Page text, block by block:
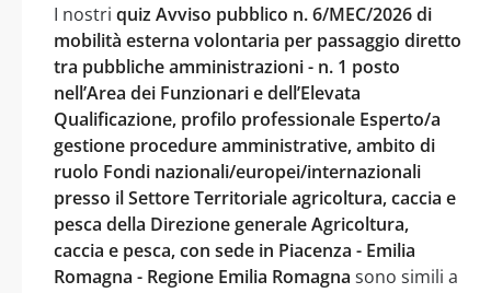
I nostri quiz Avviso pubblico n. 6/MEC/2026 di
mobilità esterna volontaria per passaggio diretto
tra pubbliche amministrazioni - n. 1 posto
nell’Area dei Funzionari e dell’Elevata
Qualificazione, profilo professionale Esperto/a
gestione procedure amministrative, ambito di
ruolo Fondi nazionali/europei/internazionali
presso il Settore Territoriale agricoltura, caccia e
pesca della Direzione generale Agricoltura,
caccia e pesca, con sede in Piacenza - Emilia
Romagna - Regione Emilia Romagna sono simili a